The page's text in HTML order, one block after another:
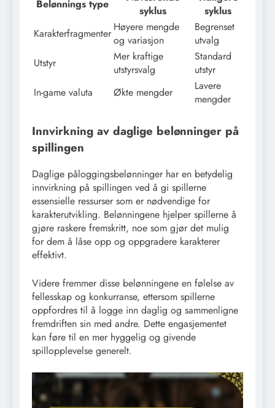
Belønnings type
syklus
syklus
Karakterfragmenter Høyere mengde
og variasjon
Begrenset
utvalg
Utstyr
Mer kraftige
utstyrsvalg
Standard
utstyr
In-game valuta
Økte mengder
Lavere
mengder
Innvirkning av daglige belønninger på
spillingen
Daglige påloggingsbelønninger har en betydelig
innvirkning på spillingen ved å gi spillerne
essensielle ressurser som er nødvendige for
karakterutvikling. Belønningene hjelper spillerne å
gjøre raskere fremskritt, noe som gjør det mulig
for dem å låse opp og oppgradere karakterer
effektivt.
Videre fremmer disse belønningene en følelse av
fellesskap og konkurranse, ettersom spillerne
oppfordres til å logge inn daglig og sammenligne
fremdriften sin med andre. Dette engasjementet
kan føre til en mer hyggelig og givende
spillopplevelse generelt.